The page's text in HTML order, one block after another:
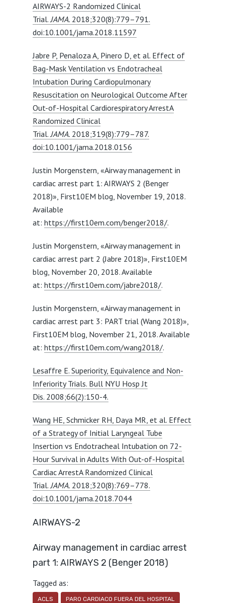
AIRWAYS-2 Randomized Clinical
Trial. JAMA.2018;320(8):779–791.
doi:10.1001/jama.2018.11597
Jabre P, Penaloza A, Pinero D, et al. Effect of
Bag-Mask Ventilation vs Endotracheal
Intubation During Cardiopulmonary
Resuscitation on Neurological Outcome After
Out-of-Hospital Cardiorespiratory ArrestA
Randomized Clinical
Trial. JAMA.2018;319(8):779–787.
doi:10.1001/jama.2018.0156
Justin Morgenstern, «Airway management in
cardiac arrest part 1: AIRWAYS 2 (Benger
2018)», First10EM blog, November 19, 2018.
Available
at: https://first10em.com/benger2018/.
Justin Morgenstern, «Airway management in
cardiac arrest part 2 (Jabre 2018)», First10EM
blog, November 20, 2018. Available
at: https://first10em.com/jabre2018/.
Justin Morgenstern, «Airway management in
cardiac arrest part 3: PART trial (Wang 2018)»,
First10EM blog, November 21, 2018. Available
at: https://first10em.com/wang2018/.
Lesaffre E. Superiority, Equivalence and Non-
Inferiority Trials. Bull NYU Hosp Jt
Dis. 2008;66(2):150-4.
Wang HE, Schmicker RH, Daya MR, et al. Effect
of a Strategy of Initial Laryngeal Tube
Insertion vs Endotracheal Intubation on 72-
Hour Survival in Adults With Out-of-Hospital
Cardiac ArrestA Randomized Clinical
Trial. JAMA.2018;320(8):769–778.
doi:10.1001/jama.2018.7044
AIRWAYS-2
Airway management in cardiac arrest
part 1: AIRWAYS 2 (Benger 2018)
Tagged as:
ACLS PARO CARDIACO FUERA DEL HOSPITAL